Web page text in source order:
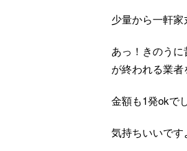
少量から一軒家
あっ！きのう
が終われる業
金額も1発okで
気持ちいいで